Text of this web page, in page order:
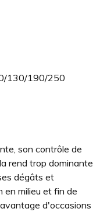
130/190/250
son contrôle de
rend trop dominante
dégâts et
en milieu et fin de
d'occasions